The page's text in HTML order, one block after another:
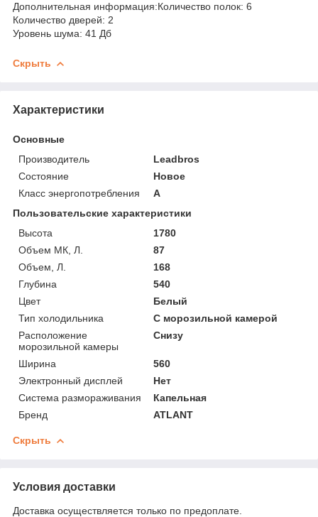
Дополнительная информация:Количество полок: 6
Количество дверей: 2
Уровень шума: 41 Дб
Скрыть
Характеристики
Основные
Производитель
Leadbros
Состояние
Новое
Класс энергопотребления
A
Пользовательские характеристики
Высота
1780
Объем МК, Л.
87
Объем, Л.
168
Глубина
540
Цвет
Белый
Тип холодильника
С морозильной камерой
Расположение
морозильной камеры
Снизу
Ширина
560
Электронный дисплей
Нет
Система размораживания
Капельная
Бренд
ATLANT
Скрыть
Условия доставки
Доставка осуществляется только по предоплате.